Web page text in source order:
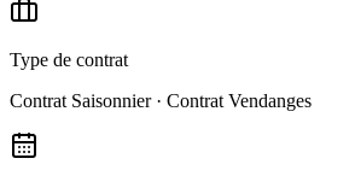
Type de contrat
Contrat Saisonnier · Contrat Vendanges